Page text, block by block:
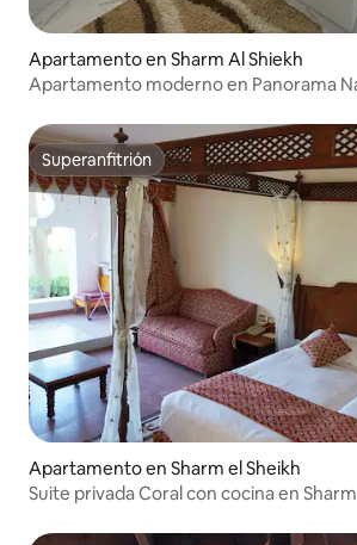
Apartamento en Sharm Al Shiekh
Apartamento moderno en Panorama
Superanfitrión
Superanfitrión
Apartamento en Sharm el Sheikh
Suite privada Coral con cocina en